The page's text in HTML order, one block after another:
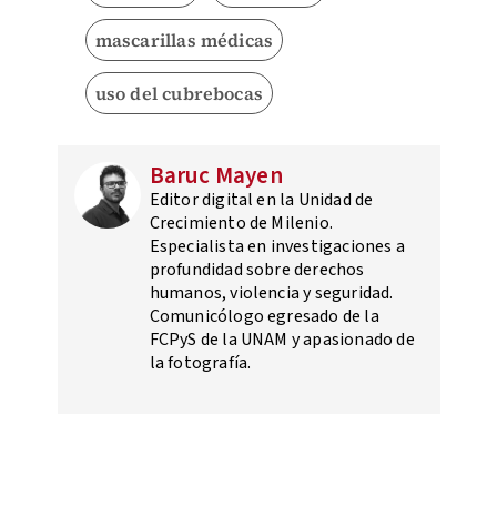
mascarillas médicas
uso del cubrebocas
Baruc Mayen
Editor digital en la Unidad de
Crecimiento de Milenio.
Especialista en investigaciones a
profundidad sobre derechos
humanos, violencia y seguridad.
Comunicólogo egresado de la
FCPyS de la UNAM y apasionado de
la fotografía.